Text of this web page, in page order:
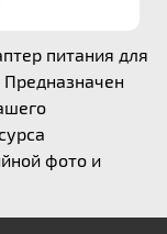
питания для
Предназначен
фото и